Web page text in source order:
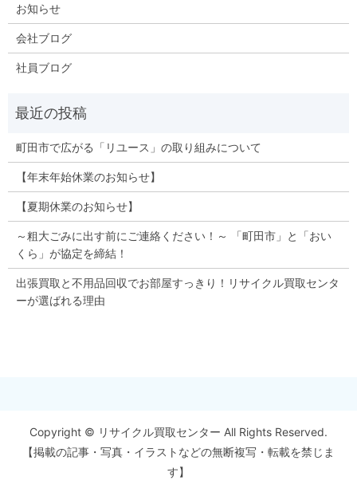
お知らせ
会社ブログ
社員ブログ
町田市で広がる「リユース」の取り組みについて
【年末年始休業のお知らせ】
【夏期休業のお知らせ】
～粗大ごみに出す前にご連絡ください！～ 「町田市」と「おい
くら」が協定を締結！
出張買取と不用品回収でお部屋すっきり！リサイクル買取センタ
ーが選ばれる理由
Copyright © リサイクル買取センター All Rights Reserved.
【掲載の記事・写真・イラストなどの無断複写・転載を禁じま
す】